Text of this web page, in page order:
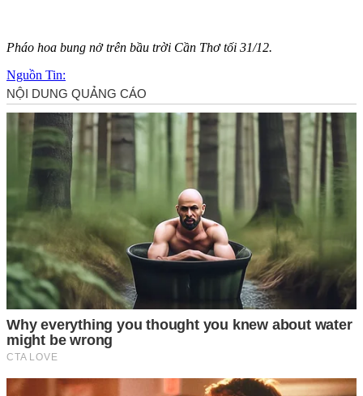
Pháo hoa bung nở trên bầu trời Cần Thơ tối 31/12.
Nguồn Tin: